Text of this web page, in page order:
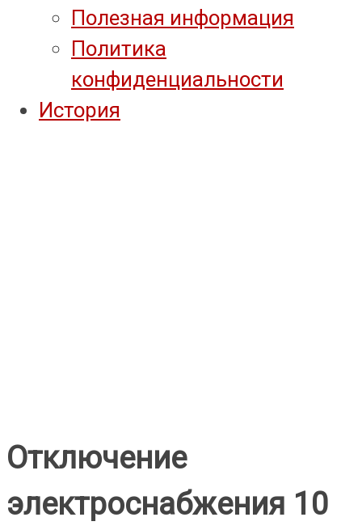
Полезная информация
Политика
конфиденциальности
История
Отключение
электроснабжения 10